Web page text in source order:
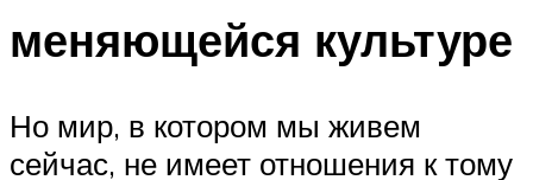
меняющейся культуре
Но мир, в котором мы живем
сейчас, не имеет отношения к тому